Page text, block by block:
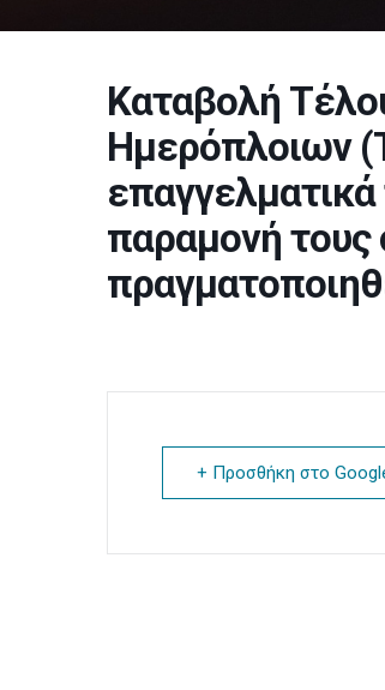
Καταβολή
Ημερόπλοιων
παραμονή τους
+ Προσθήκη στο